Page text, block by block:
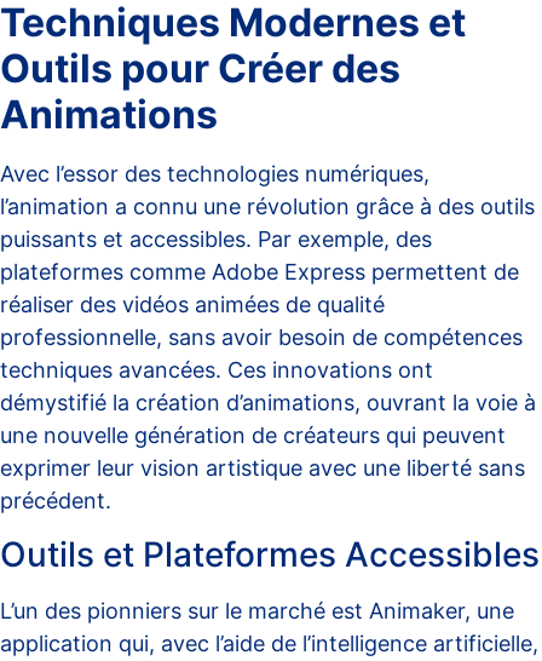
Techniques Modernes et
Outils pour Créer des
Animations
Avec l’essor des technologies numériques,
l’animation a connu une révolution grâce à des outils
puissants et accessibles. Par exemple, des
plateformes comme Adobe Express permettent de
réaliser des vidéos animées de qualité
professionnelle, sans avoir besoin de compétences
techniques avancées. Ces innovations ont
démystifié la création d’animations, ouvrant la voie à
une nouvelle génération de créateurs qui peuvent
exprimer leur vision artistique avec une liberté sans
précédent.
Outils et Plateformes Accessibles
L’un des pionniers sur le marché est Animaker, une
application qui, avec l’aide de l’intelligence artificielle,